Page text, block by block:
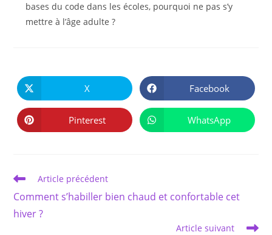
bases du code dans les écoles, pourquoi ne pas s’y
mettre à l’âge adulte ?
CE
CONTENU
Ouvrir
dans
une
autre
fenêtre
X Ouvrir
dans
une
autre
fenêtre
Facebook
Ouvrir
dans
Pinterest Ouvrir
dans
WhatsApp
Read
articles
Article précédent
Comment s’habiller bien chaud et confortable cet
hiver ?
Article suivant